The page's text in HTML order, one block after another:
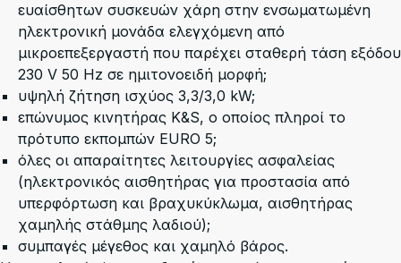
ευαίσθητων συσκευών χάρη στην ενσωματωμένη
ηλεκτρονική μονάδα ελεγχόμενη από
μικροεπεξεργαστή που παρέχει σταθερή τάση εξόδου
230 V 50 Hz σε ημιτονοειδή μορφή;
υψηλή ζήτηση ισχύος 3,3/3,0 kW;
επώνυμος κινητήρας K&S, ο οποίος πληροί το
πρότυπο εκπομπών EURO 5;
όλες οι απαραίτητες λειτουργίες ασφαλείας
(ηλεκτρονικός αισθητήρας για προστασία από
υπερφόρτωση και βραχυκύκλωμα, αισθητήρας
χαμηλής στάθμης λαδιού);
συμπαγές μέγεθος και χαμηλό βάρος.